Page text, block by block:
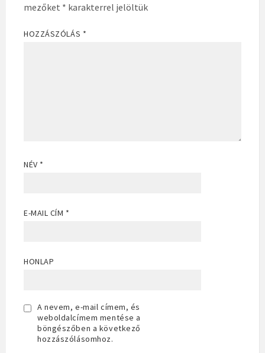
mezőket * karakterrel jelöltük
HOZZÁSZÓLÁS *
NÉV *
E-MAIL CÍM *
HONLAP
A nevem, e-mail címem, és
weboldalcímem mentése a
böngészőben a következő
hozzászólásomhoz.